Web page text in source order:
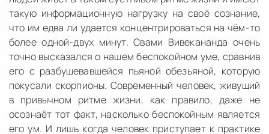
такую информационную нагрузку на своё сознание,
что им едва ли удается концентрироваться на чём-то
более одной-двух минут. Свами Вивекананда очень
точно высказался о нашем беспокойном уме, сравнив
его с разбушевавшейся пьяной обезьяной, которую
покусали скорпионы. Современный человек, живущий
в привычном ритме жизни, как правило, даже не
осознаёт тот факт, насколько беспокойным является
его ум. И лишь когда человек приступает к практике